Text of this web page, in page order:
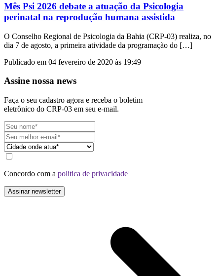
Mês Psi 2026 debate a atuação da Psicologia
perinatal na reprodução humana assistida
O Conselho Regional de Psicologia da Bahia (CRP-03) realiza, no
dia 7 de agosto, a primeira atividade da programação do […]
Publicado em 04 fevereiro de 2020 às 19:49
Assine nossa news
Faça o seu cadastro agora e receba o boletim
eletrônico do CRP-03 em seu e-mail.
Concordo com a politica de privacidade